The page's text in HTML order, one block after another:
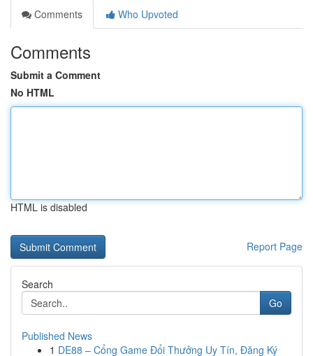
Comments
Who Upvoted
Comments
Submit a Comment
No HTML
HTML is disabled
Report Page
Search
Go
Published News
1 DE88 – Cổng Game Đổi Thưởng Uy Tín, Đăng Ký